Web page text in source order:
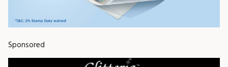
Sponsored